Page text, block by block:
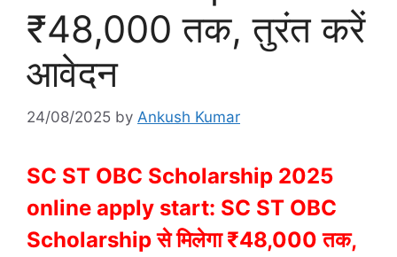
₹48,000 तक, तुरंत करें
आवेदन
24/08/2025 by Ankush Kumar
SC ST OBC Scholarship 2025
online apply start: SC ST OBC
Scholarship से मिलेगा ₹48,000 तक,